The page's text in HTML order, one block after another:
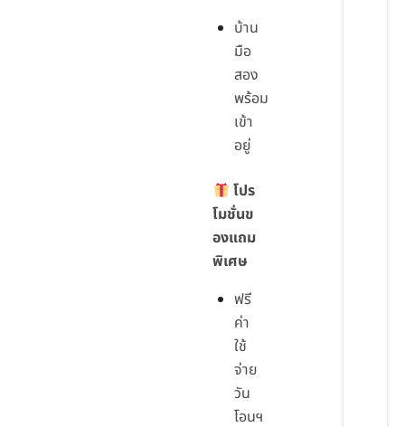
บ้าน
มือ
สอง
พร้อม
เข้า
อยู่
โปร
โมชั่นข
องแถม
พิเศษ
ฟรี
ค่า
ใช้
จ่าย
วัน
โอนฯ